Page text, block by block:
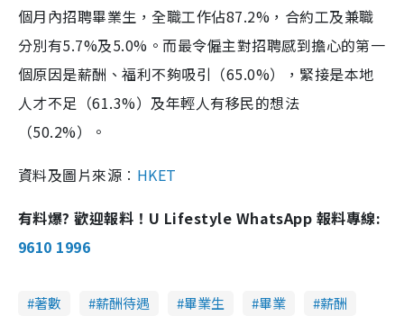
個月內招聘畢業生，全職工作佔87.2%，合約工及兼職
分別有5.7%及5.0%。而最令僱主對招聘感到擔心的第一
個原因是薪酬、福利不夠吸引（65.0%），緊接是本地
人才不足（61.3%）及年輕人有移民的想法
（50.2%）。
資料及圖片來源︰ HKET
有料爆? 歡迎報料！U Lifestyle WhatsApp 報料專線:
9610 1996
著數 薪酬待遇 畢業生 畢業 薪酬